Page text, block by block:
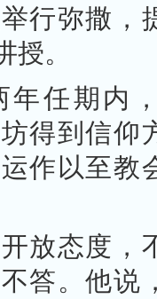
行弥撒，
。
年任期内
得到信仰
作以至教
放态度，
答。他说